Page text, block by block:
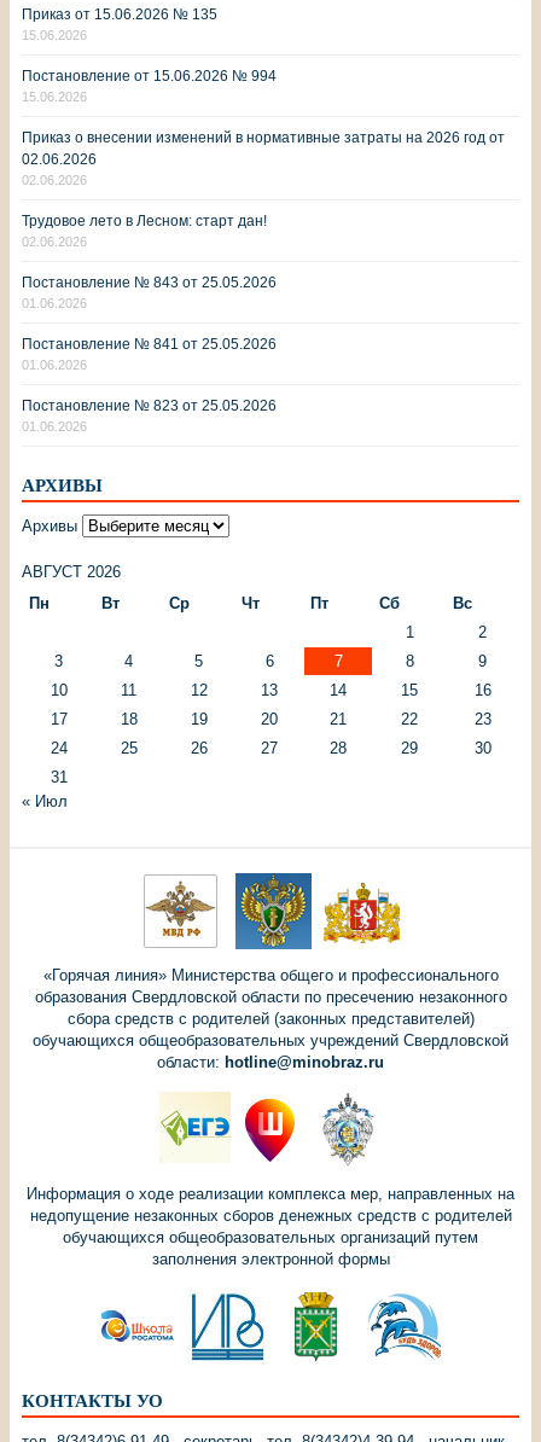
Приказ от 15.06.2026 № 135
15.06.2026
Постановление от 15.06.2026 № 994
15.06.2026
Приказ о внесении изменений в нормативные затраты на 2026 год от
02.06.2026
02.06.2026
Трудовое лето в Лесном: старт дан!
02.06.2026
Постановление № 843 от 25.05.2026
01.06.2026
Постановление № 841 от 25.05.2026
01.06.2026
Постановление № 823 от 25.05.2026
01.06.2026
АРХИВЫ
Архивы
АВГУСТ 2026
Пн
Вт Ср Чт Пт Сб
Вс
1
2
3
4 5 6 7 8
9
10
11 12 13 14 15
16
17
18 19 20 21 22
23
24
25 26 27 28 29
30
31
« Июл
«Горячая линия» Министерства общего и профессионального
образования Свердловской области по пресечению незаконного
сбора средств с родителей (законных представителей)
обучающихся общеобразовательных учреждений Свердловской
области: hotline@minobraz.ru
Информация о ходе реализации комплекса мер, направленных на
недопущение незаконных сборов денежных средств с родителей
обучающихся общеобразовательных организаций путем
заполнения электронной формы
КОНТАКТЫ УО